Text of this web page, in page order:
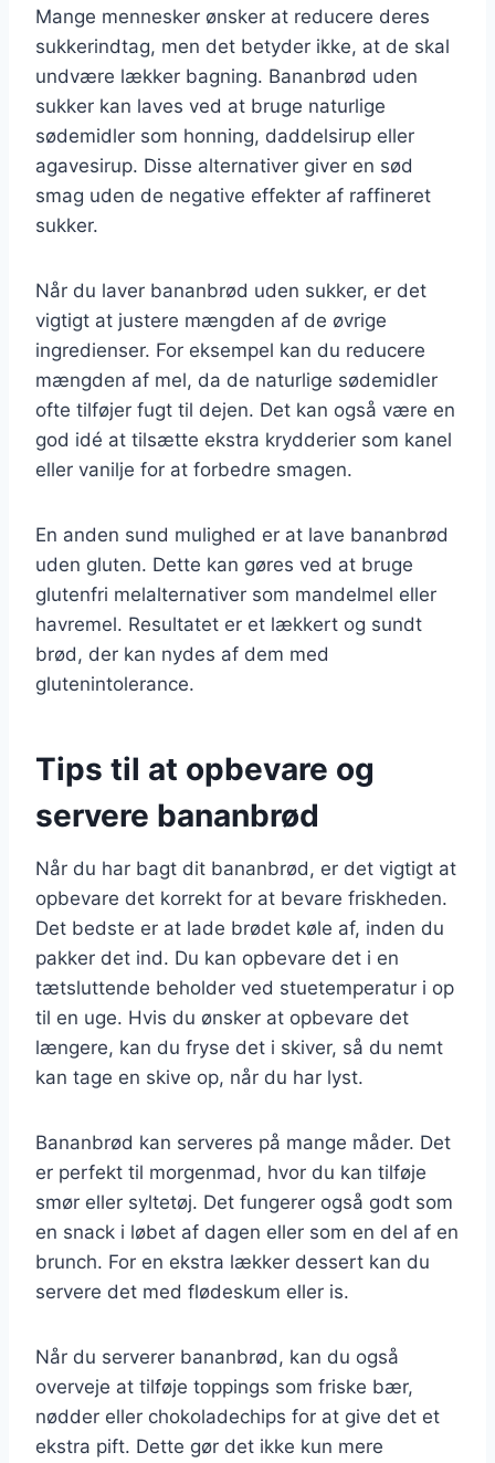
Mange mennesker ønsker at reducere deres
sukkerindtag, men det betyder ikke, at de skal
undvære lækker bagning. Bananbrød uden
sukker kan laves ved at bruge naturlige
sødemidler som honning, daddelsirup eller
agavesirup. Disse alternativer giver en sød
smag uden de negative effekter af raffineret
sukker.
Når du laver bananbrød uden sukker, er det
vigtigt at justere mængden af de øvrige
ingredienser. For eksempel kan du reducere
mængden af mel, da de naturlige sødemidler
ofte tilføjer fugt til dejen. Det kan også være en
god idé at tilsætte ekstra krydderier som kanel
eller vanilje for at forbedre smagen.
En anden sund mulighed er at lave bananbrød
uden gluten. Dette kan gøres ved at bruge
glutenfri melalternativer som mandelmel eller
havremel. Resultatet er et lækkert og sundt
brød, der kan nydes af dem med
glutenintolerance.
Tips til at opbevare og
servere bananbrød
Når du har bagt dit bananbrød, er det vigtigt at
opbevare det korrekt for at bevare friskheden.
Det bedste er at lade brødet køle af, inden du
pakker det ind. Du kan opbevare det i en
tætsluttende beholder ved stuetemperatur i op
til en uge. Hvis du ønsker at opbevare det
længere, kan du fryse det i skiver, så du nemt
kan tage en skive op, når du har lyst.
Bananbrød kan serveres på mange måder. Det
er perfekt til morgenmad, hvor du kan tilføje
smør eller syltetøj. Det fungerer også godt som
en snack i løbet af dagen eller som en del af en
brunch. For en ekstra lækker dessert kan du
servere det med flødeskum eller is.
Når du serverer bananbrød, kan du også
overveje at tilføje toppings som friske bær,
nødder eller chokoladechips for at give det et
ekstra pift. Dette gør det ikke kun mere